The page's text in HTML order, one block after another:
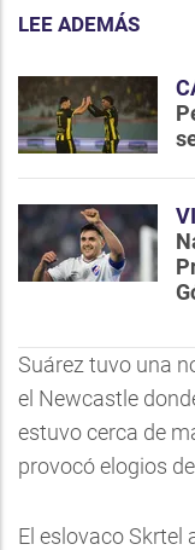
LEE ADEMÁS
Suárez tuvo una
el Newcastle
estuvo cerca de
provocó elogios
El eslovaco Skrtel